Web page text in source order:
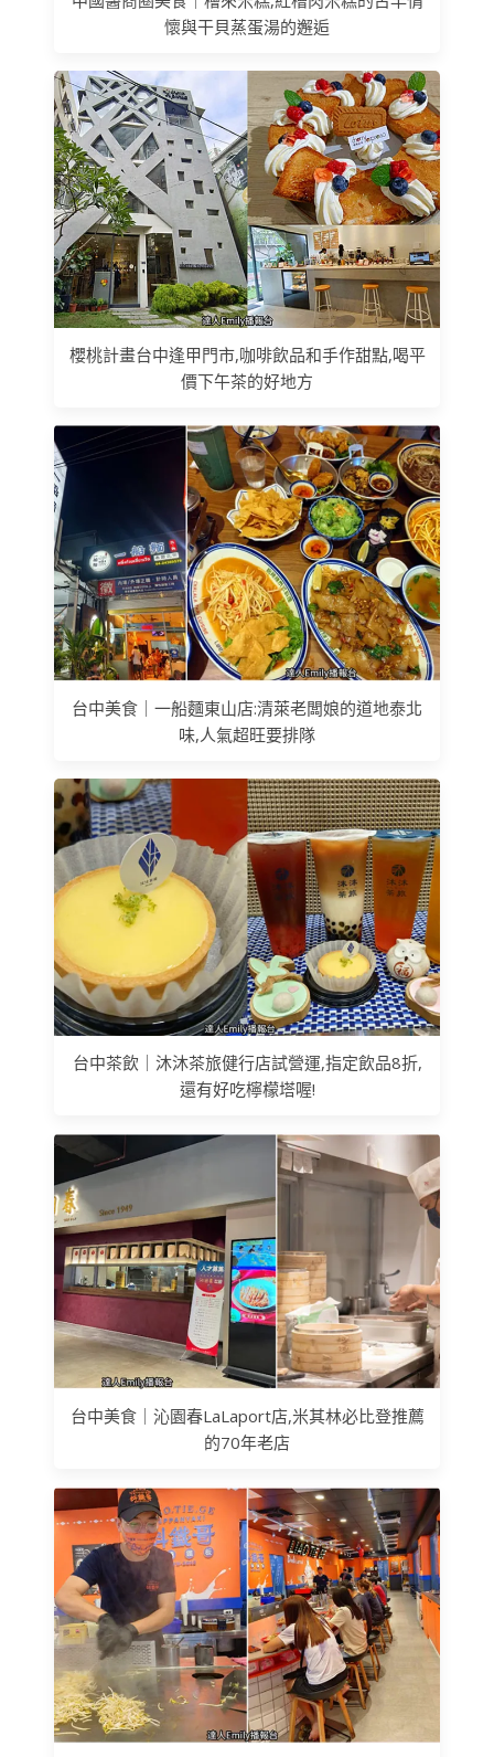
懷與干貝蒸蛋湯的邂逅
櫻桃計畫台中逢甲門市,咖啡飲品和手作甜點,喝平
價下午茶的好地方
台中美食｜一船麵東山店:清萊老闆娘的道地泰北
味,人氣超旺要排隊
台中茶飲｜沐沐茶旅健行店試營運,指定飲品8折,
還有好吃檸檬塔喔!
台中美食｜沁園春LaLaport店,米其林必比登推薦
的70年老店